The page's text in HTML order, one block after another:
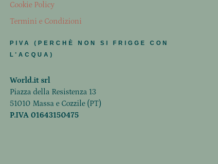
Cookie Policy
Termini e Condizioni
PIVA (PERCHÈ NON SI FRIGGE CON
L'ACQUA)
World.it srl
Piazza della Resistenza 13
51010 Massa e Cozzile (PT)
P.IVA 01643150475